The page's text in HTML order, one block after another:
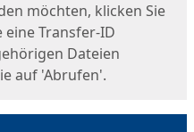
möchten, klicken Sie
eine Transfer-ID
Dateien
auf 'Abrufen'.